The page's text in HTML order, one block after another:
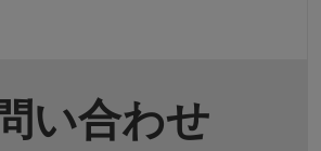
い合わせ